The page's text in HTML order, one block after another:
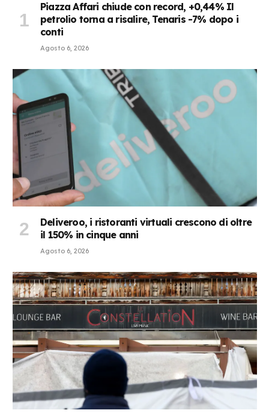
Piazza Affari chiude con record, +0,44% Il
petrolio torna a risalire, Tenaris -7% dopo i
conti
Agosto 6, 2026
Deliveroo, i ristoranti virtuali crescono di oltre
il 150% in cinque anni
Agosto 6, 2026